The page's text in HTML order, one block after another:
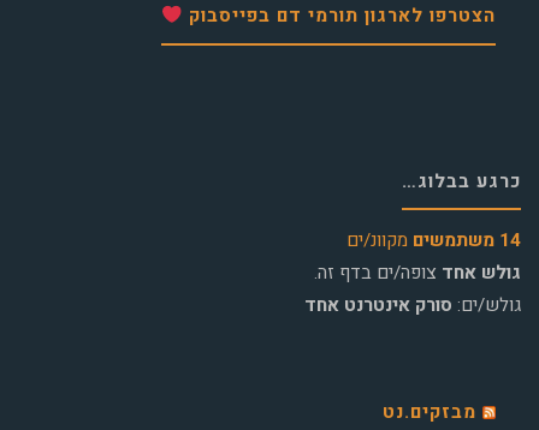
הצטרפו לארגון תורמי דם בפייסבוק
כרגע בבלוג…
14 משתמשים
מקוונ/ים
גולש אחד צופה/ים בדף זה.
גולש/ים: סורק אינטרנט אחד
מבזקים.נט